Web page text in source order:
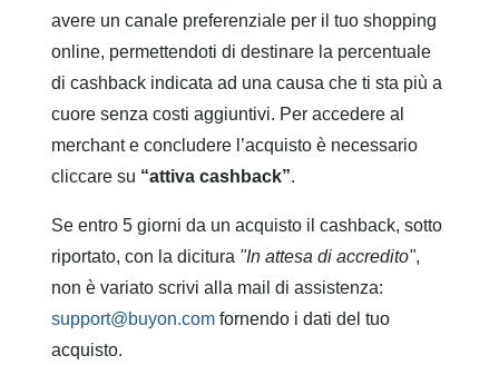
avere un canale preferenziale per il tuo shopping
online, permettendoti di destinare la percentuale
di cashback indicata ad una causa che ti sta più a
cuore senza costi aggiuntivi. Per accedere al
merchant e concludere l’acquisto è necessario
cliccare su “attiva cashback”.
Se entro 5 giorni da un acquisto il cashback, sotto
riportato, con la dicitura "In attesa di accredito",
non è variato scrivi alla mail di assistenza:
support@buyon.com fornendo i dati del tuo
acquisto.